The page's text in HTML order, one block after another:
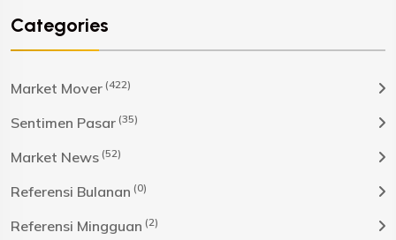
Categories
Market Mover (422)
Sentimen Pasar (35)
Market News (52)
Referensi Bulanan (0)
Referensi Mingguan (2)